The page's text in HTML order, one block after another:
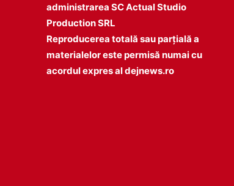
administrarea SC Actual Studio
Production SRL
Reproducerea totală sau parțială a
materialelor este permisă numai cu
acordul expres al dejnews.ro